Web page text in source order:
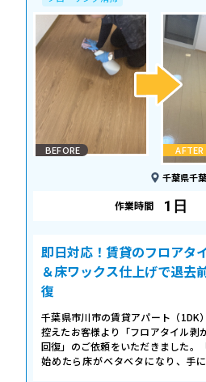
BEFORE AFTER
千葉県千
作業時間 1日
即日対応！賃貸のフロアタ
＆床ワックス仕上げで退去
復
千葉県市川市の賃貸アパート（1DK
控えたお客様より「フロアタイル剥
回復」のご依頼をいただきました。
始めたら床がベタベタになり、手